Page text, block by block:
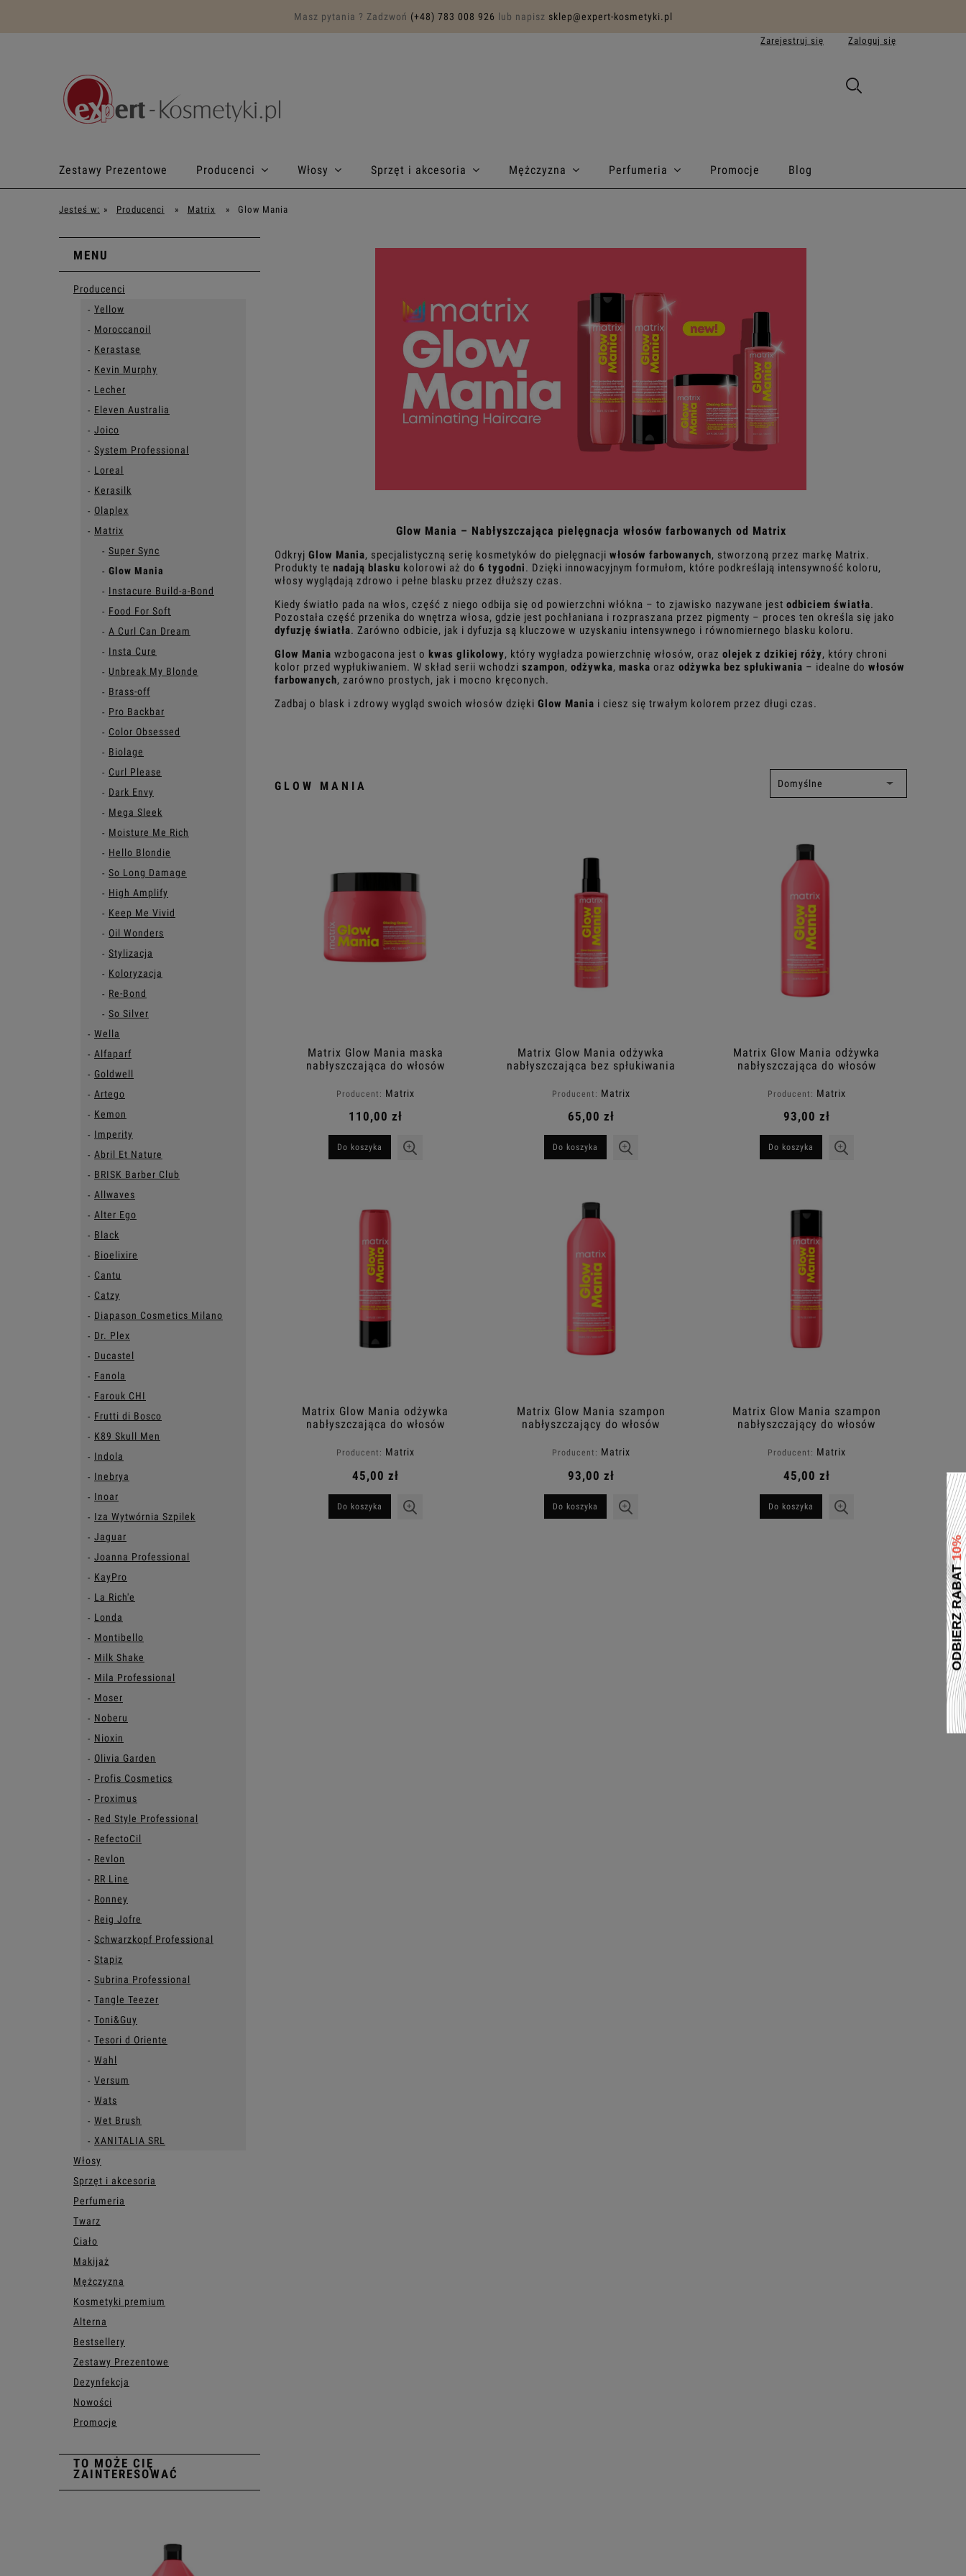
Masz pytania ? Zadzwoń (+48) 783 008 926 lub napisz sklep@expert-kosmetyki.pl
Zarejestruj się Zaloguj się
Zestawy Prezentowe Producenci Włosy Sprzęt i akcesoria Mężczyzna Perfumeria Promocje Blog
Program lojalnościowy Makijaż
Jesteś w: » Producenci » Matrix » Glow Mania
MENU
Producenci
Yellow
Moroccanoil
Kerastase
Kevin Murphy
Lecher
Eleven Australia
Joico
System Professional
Loreal
Kerasilk
Olaplex
Matrix
Super Sync
Glow Mania
Instacure Build-a-Bond
Food For Soft
A Curl Can Dream
Insta Cure
Unbreak My Blonde
Brass-off
Pro Backbar
Color Obsessed
Biolage
Curl Please
Dark Envy
Mega Sleek
Moisture Me Rich
Hello Blondie
So Long Damage
High Amplify
Keep Me Vivid
Oil Wonders
Stylizacja
Koloryzacja
Re-Bond
So Silver
Wella
Alfaparf
Goldwell
Artego
Kemon
Imperity
Abril Et Nature
BRISK Barber Club
Allwaves
Alter Ego
Black
Bioelixire
Cantu
Catzy
Diapason Cosmetics Milano
Dr. Plex
Ducastel
Fanola
Farouk CHI
Frutti di Bosco
K89 Skull Men
Indola
Inebrya
Inoar
Iza Wytwórnia Szpilek
Jaguar
Joanna Professional
KayPro
La Rich'e
Londa
Montibello
Milk Shake
Mila Professional
Moser
Noberu
Nioxin
Olivia Garden
Profis Cosmetics
Proximus
Red Style Professional
RefectoCil
Revlon
RR Line
Ronney
Reig Jofre
Schwarzkopf Professional
Stapiz
Subrina Professional
Tangle Teezer
Toni&Guy
Tesori d Oriente
Wahl
Versum
Wats
Wet Brush
XANITALIA SRL
Włosy
Sprzęt i akcesoria
Perfumeria
Twarz
Ciało
Makijaż
Mężczyzna
Kosmetyki premium
Alterna
Bestsellery
Zestawy Prezentowe
Dezynfekcja
Nowości
Promocje
TO MOŻE CIĘ
ZAINTERESOWAĆ
Glow Mania – Nabłyszczająca pielęgnacja włosów farbowanych od Matrix
Odkryj Glow Mania, specjalistyczną serię kosmetyków do pielęgnacji włosów farbowanych, stworzoną przez markę Matrix.
Produkty te nadają blasku kolorowi aż do 6 tygodni. Dzięki innowacyjnym formułom, które podkreślają intensywność koloru,
włosy wyglądają zdrowo i pełne blasku przez dłuższy czas.
Kiedy światło pada na włos, część z niego odbija się od powierzchni włókna – to zjawisko nazywane jest odbiciem światła.
Pozostała część przenika do wnętrza włosa, gdzie jest pochłaniana i rozpraszana przez pigmenty – proces ten określa się jako
dyfuzję światła. Zarówno odbicie, jak i dyfuzja są kluczowe w uzyskaniu intensywnego i równomiernego blasku koloru.
Glow Mania wzbogacona jest o kwas glikolowy, który wygładza powierzchnię włosów, oraz olejek z dzikiej róży, który chroni
kolor przed wypłukiwaniem. W skład serii wchodzi szampon, odżywka, maska oraz odżywka bez spłukiwania – idealne do włosów
farbowanych, zarówno prostych, jak i mocno kręconych.
Zadbaj o blask i zdrowy wygląd swoich włosów dzięki Glow Mania i ciesz się trwałym kolorem przez długi czas.
GLOW MANIA
Matrix Glow Mania maska
nabłyszczająca do włosów
Producent: Matrix
110,00 zł
Do koszyka
Matrix Glow Mania odżywka
nabłyszczająca bez spłukiwania
Producent: Matrix
65,00 zł
Do koszyka
Matrix Glow Mania odżywka
nabłyszczająca do włosów
Producent: Matrix
93,00 zł
Do koszyka
Matrix Glow Mania odżywka
nabłyszczająca do włosów
Producent: Matrix
45,00 zł
Do koszyka
Matrix Glow Mania szampon
nabłyszczający do włosów
Producent: Matrix
93,00 zł
Do koszyka
Matrix Glow Mania szampon
nabłyszczający do włosów
Producent: Matrix
45,00 zł
Do koszyka